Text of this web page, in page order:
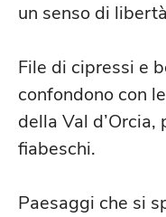
un senso di
File di cipressi e
confondono con
della Val
fiabeschi.
Paesaggi che si